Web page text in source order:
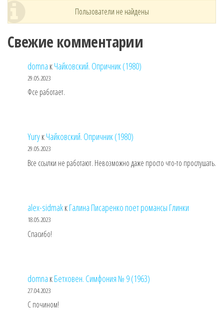
Пользователи не найдены
Свежие комментарии
domna кЧайковский. Опричник (1980)
29.05.2023
Фсе работает.
YuryкЧайковский. Опричник (1980)
29.05.2023
Все ссылки не работают. Невозможно даже просто что-то прослушать.
alex-sidmakкГалина Писаренко поет романсы Глинки
18.05.2023
Спасибо!
domna кБетховен. Симфония № 9 (1963)
27.04.2023
С почином!